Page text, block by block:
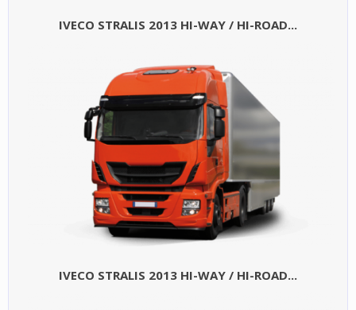
IVECO STRALIS 2013 HI-WAY / HI-ROAD...
IVECO STRALIS 2013 HI-WAY / HI-ROAD...